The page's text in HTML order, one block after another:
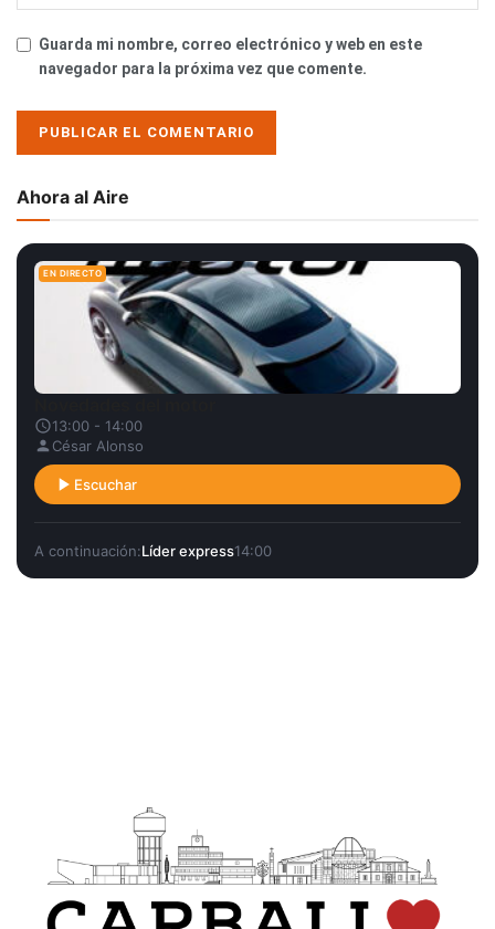
Guarda mi nombre, correo electrónico y web en este
navegador para la próxima vez que comente.
Ahora al Aire
EN DIRECTO
13:00 - 14:00
César Alonso
Escuchar
A continuación:Líder express14:00